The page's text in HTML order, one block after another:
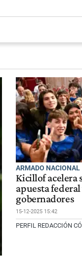
ARMADO NACIONAL
Kicillof acelera
apuesta
gobernadores
15-12-2025 15:42
PERFIL REDACCIÓN